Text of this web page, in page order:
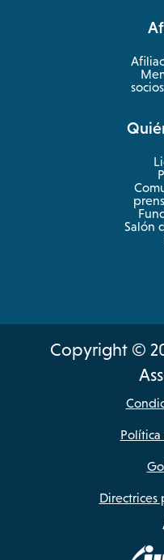
Salón
Copyright ©
Directrices